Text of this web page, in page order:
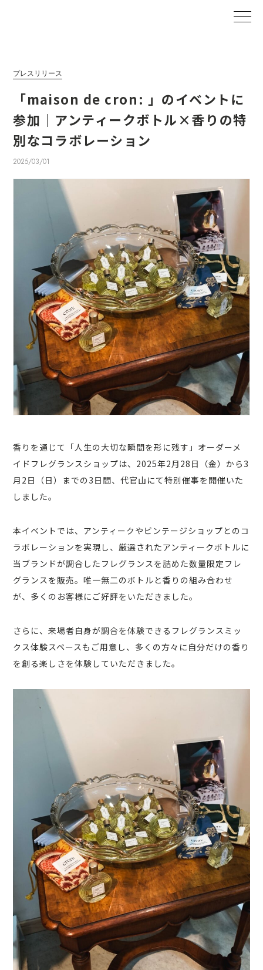
プレスリリース
「maison de cron: 」のイベントに
参加｜アンティークボトル×香りの特
別なコラボレーション
2025/03/01
香りを通じて「人生の大切な瞬間を形に残す」オーダーメ
イドフレグランスショップは、2025年2月28日（金）から3
月2日（日）までの3日間、代官山にて特別催事を開催いた
しました。
本イベントでは、アンティークやビンテージショップとのコ
ラボレーションを実現し、厳選されたアンティークボトルに
当ブランドが調合したフレグランスを詰めた数量限定フレ
グランスを販売。唯一無二のボトルと香りの組み合わせ
が、多くのお客様にご好評をいただきました。
さらに、来場者自身が調合を体験できるフレグランスミッ
クス体験スペースもご用意し、多くの方々に自分だけの香り
を創る楽しさを体験していただきました。